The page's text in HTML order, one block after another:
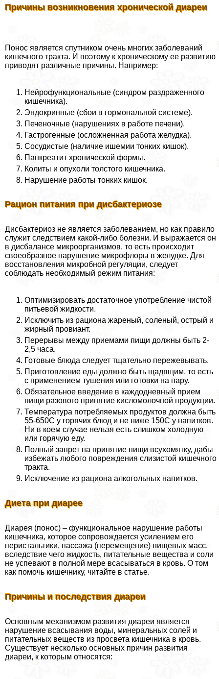
Причины возникновения хронической диареи
Понос является спутником очень многих заболеваний
кишечного тpaкта. И поэтому к хроническому ее развитию
приводят различные причины. Например:
Нейрофункциональные (синдром раздраженного
кишечника).
Эндокринные (сбои в гормональной системе).
Печеночные (нарушениях в работе печени).
Гастрогенные (осложненная работа желудка).
Сосудистые (наличие ишемии тонких кишок).
Панкреатит хронической формы.
Колиты и опухоли толстого кишечника.
Нарушение работы тонких кишок.
Рацион питания при дисбактериозе
Дисбактериоз не является заболеванием, но как правило
служит следствием какой-либо болезни. И выражается он
в дисбалансе микроорганизмов, то есть происходит
своеобразное нарушение микрофлоры в желудке. Для
восстановления микробной регуляции, следует
соблюдать необходимый режим питания:
Оптимизировать достаточное употрeбление чистой
питьевой жидкости.
Исключить из рациона жареный, соленый, острый и
жирный провиант.
Перерывы между приемами пищи должны быть 2-
2,5 часа.
Готовые блюда следует тщательно пережевывать.
Приготовление еды должно быть щадящим, то есть
с применением тушения или готовки на пару.
Обязательное введение в каждодневный прием
пищи разового принятие кисломолочной продукции.
Температура потрeбляемых продуктов должна быть
55-650С у горячих блюд и не ниже 150С у напитков.
Ни в коем случае нельзя есть слишком холодную
или горячую еду.
Полный запрет на принятие пищи всухомятку, дабы
избежать любого повреждения слизистой кишечного
тpaкта.
Исключение из рациона алкогольных напитков.
Диета при диарее
Диарея (понос) – функциональное нарушение работы
кишечника, которое сопровождается усилением его
перистальтики, пассажа (перемещение) пищевых масс,
вследствие чего жидкость, питательные вещества и соли
не успевают в полной мере всасываться в кровь. О том
как помочь кишечнику, читайте в статье.
Причины и последствия диареи
Основным механизмом развития диареи является
нарушение всасывания воды, минеральных солей и
питательных веществ из просвета кишечника в кровь.
Существует несколько основных причин развития
диареи, к которым относятся: